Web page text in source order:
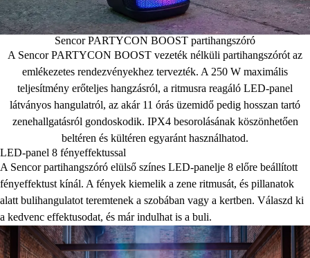
Sencor PARTYCON BOOST partihangszóró
A Sencor PARTYCON BOOST vezeték nélküli partihangszórót az
emlékezetes rendezvényekhez tervezték. A 250 W maximális
teljesítmény erőteljes hangzásról, a ritmusra reagáló LED-panel
látványos hangulatról, az akár 11 órás üzemidő pedig hosszan tartó
zenehallgatásról gondoskodik. IPX4 besorolásának köszönhetően
beltéren és kültéren egyaránt használhatod.
LED-panel 8 fényeffektussal
A Sencor partihangszóró elülső színes LED-panelje 8 előre beállított
fényeffektust kínál. A fények kiemelik a zene ritmusát, és pillanatok
alatt bulihangulatot teremtenek a szobában vagy a kertben. Válaszd ki
a kedvenc effektusodat, és már indulhat is a buli.